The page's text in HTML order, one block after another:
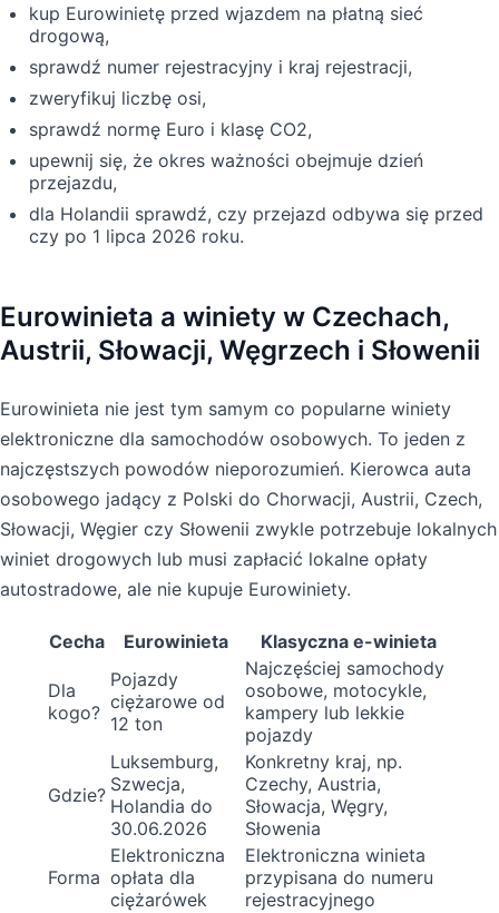
kup Eurowinietę przed wjazdem na płatną sieć
drogową,
sprawdź numer rejestracyjny i kraj rejestracji,
zweryfikuj liczbę osi,
sprawdź normę Euro i klasę CO2,
upewnij się, że okres ważności obejmuje dzień
przejazdu,
dla Holandii sprawdź, czy przejazd odbywa się przed
czy po 1 lipca 2026 roku.
Eurowinieta a winiety w Czechach,
Austrii, Słowacji, Węgrzech i Słowenii
Eurowinieta nie jest tym samym co popularne winiety
elektroniczne dla samochodów osobowych. To jeden z
najczęstszych powodów nieporozumień. Kierowca auta
osobowego jadący z Polski do Chorwacji, Austrii, Czech,
Słowacji, Węgier czy Słowenii zwykle potrzebuje lokalnych
winiet drogowych lub musi zapłacić lokalne opłaty
autostradowe, ale nie kupuje Eurowiniety.
Cecha Eurowinieta Klasyczna e-winieta
Dla
kogo?
Pojazdy
ciężarowe od
12 ton
Najczęściej samochody
osobowe, motocykle,
kampery lub lekkie
pojazdy
Gdzie?
Luksemburg,
Szwecja,
Holandia do
30.06.2026
Konkretny kraj, np.
Czechy, Austria,
Słowacja, Węgry,
Słowenia
Forma
Elektroniczna
opłata dla
ciężarówek
Elektroniczna winieta
przypisana do numeru
rejestracyjnego